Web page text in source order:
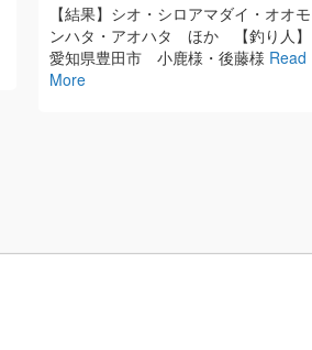
【結果】シオ・シロアマダイ・オオモ
ンハタ・アオハタ ほか 【釣り人】
愛知県豊田市 小鹿様・後藤様 Read
More